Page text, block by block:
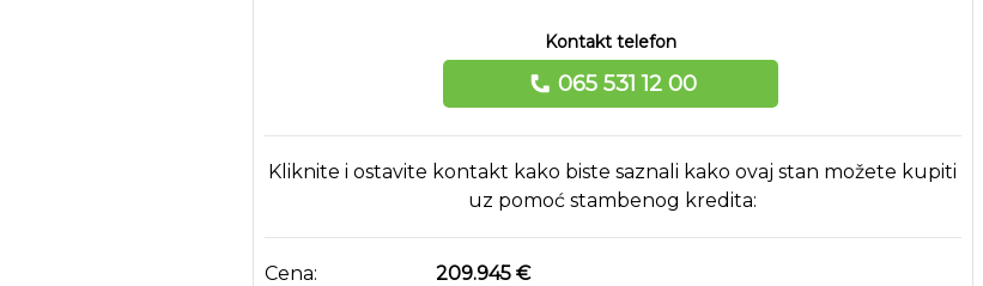
Kontakt telefon
065 531 12 00
Kliknite i ostavite kontakt kako biste saznali kako ovaj stan možete kupiti
uz pomoć stambenog kredita:
Cena:
209.945 €